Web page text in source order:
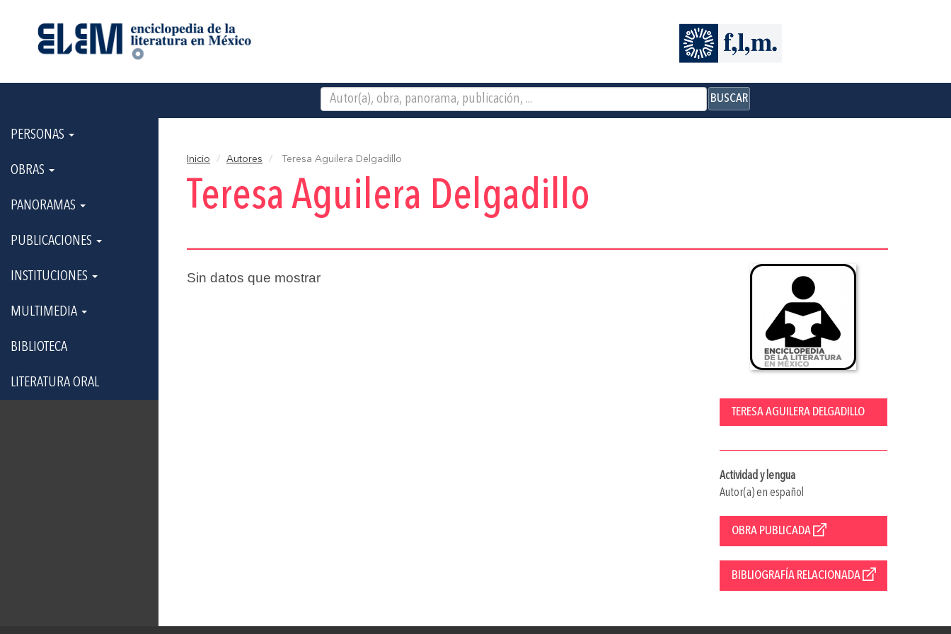
BUSCAR
PERSONAS
OBRAS
PANORAMAS
PUBLICACIONES
INSTITUCIONES
MULTIMEDIA
BIBLIOTECA
LITERATURA ORAL
Inicio Autores Teresa Aguilera Delgadillo
Teresa Aguilera Delgadillo
TERESA AGUILERA DELGADILLO
Actividad y lengua
Autor(a) en español
OBRA PUBLICADA
BIBLIOGRAFÍA RELACIONADA
Sin datos que mostrar